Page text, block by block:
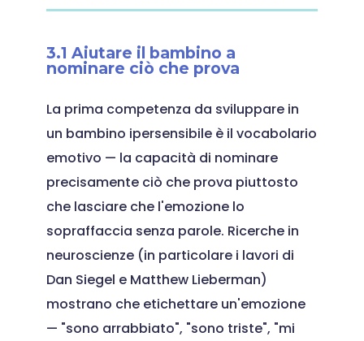
3.1 Aiutare il bambino a
nominare ciò che prova
La prima competenza da sviluppare in
un bambino ipersensibile è il vocabolario
emotivo — la capacità di nominare
precisamente ciò che prova piuttosto
che lasciare che l'emozione lo
sopraffaccia senza parole. Ricerche in
neuroscienze (in particolare i lavori di
Dan Siegel e Matthew Lieberman)
mostrano che etichettare un'emozione
— "sono arrabbiato", "sono triste", "mi